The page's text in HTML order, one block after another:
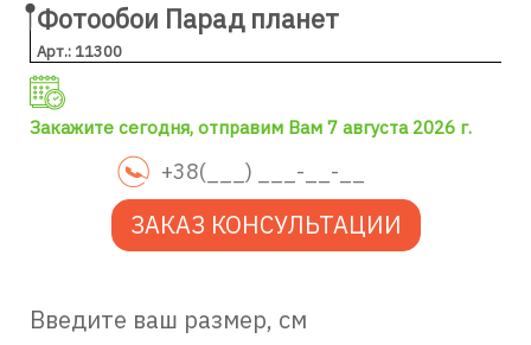
Фотообои Парад планет
Арт.: 11300
Закажите сегодня, отправим Вам 7 августа 2026 г.
ЗАКАЗ КОНСУЛЬТАЦИИ
Введите ваш размер, см